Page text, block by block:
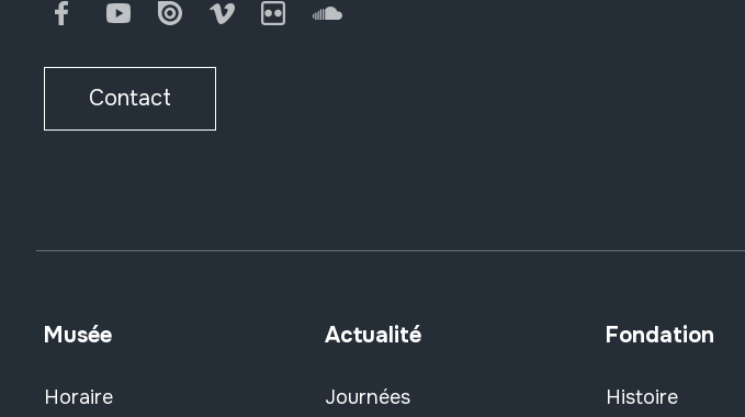
FacebookYoutubeIssuu Vimeo FlickrSoundCloud
Contact
Musée
Horaire
Actualité
Journées
Fondation
Histoire